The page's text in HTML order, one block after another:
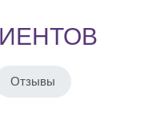
Отзывы